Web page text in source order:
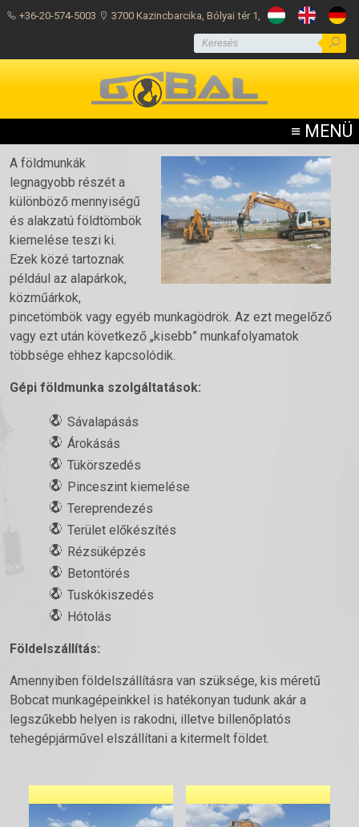
+36-20-574-5003 3700 Kazincbarcika, Bólyai tér 1,
≡ MENÜ
A földmunkák
legnagyobb részét a
különböző mennyiségű
és alakzatú földtömbök
kiemelése teszi ki.
Ezek közé tartoznak
például az alapárkok,
közműárkok,
pincetömbök vagy egyéb munkagödrök. Az ezt megelőző
vagy ezt után következő „kisebb” munkafolyamatok
többsége ehhez kapcsolódik.
Gépi földmunka szolgáltatások:
Sávalapásás
Árokásás
Tükörszedés
Pinceszint kiemelése
Tereprendezés
Terület előkészítés
Rézsüképzés
Betontörés
Tuskókiszedés
Hótolás
Földelszállítás:
Amennyiben földelszállításra van szüksége, kis méretű
Bobcat munkagépeinkkel is hatékonyan tudunk akár a
legszűkebb helyen is rakodni, illetve billenőplatós
tehegépjárművel elszállítani a kitermelt földet.